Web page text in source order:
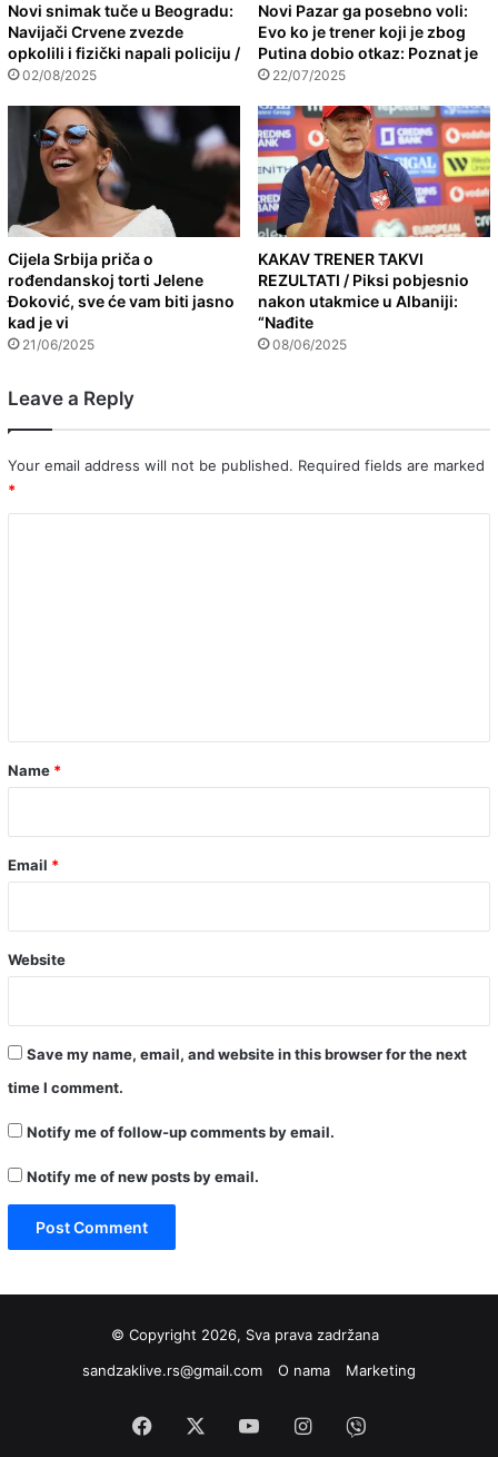
Novi snimak tuče u Beogradu:
Navijači Crvene zvezde
opkolili i fizički napali policiju /
02/08/2025
Novi Pazar ga posebno voli:
Evo ko je trener koji je zbog
Putina dobio otkaz: Poznat je
22/07/2025
Cijela Srbija priča o
rođendanskoj torti Jelene
Đoković, sve će vam biti jasno
kad je vi
21/06/2025
KAKAV TRENER TAKVI
REZULTATI / Piksi pobjesnio
nakon utakmice u Albaniji:
“Nađite
08/06/2025
Leave a Reply
Your email address will not be published. Required fields are marked
*
*
Name *
Email *
Website
Save my name, email, and website in this browser for the next
time I comment.
Notify me of follow-up comments by email.
Notify me of new posts by email.
© Copyright 2026, Sva prava zadržana
sandzaklive.rs@gmail.com
O nama Marketing
Facebook YouTubeInstagram
Viber